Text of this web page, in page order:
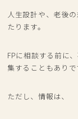
人生設計や、老後
たります。
FPに相談する前に
集することもありで
ただし、情報は、